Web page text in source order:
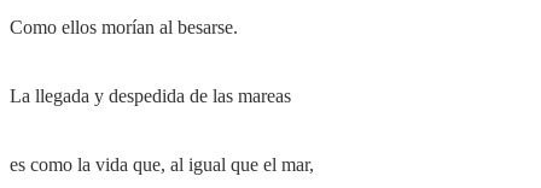
Como ellos morían al besarse.
La llegada y despedida de las mareas
es como la vida que, al igual que el mar,